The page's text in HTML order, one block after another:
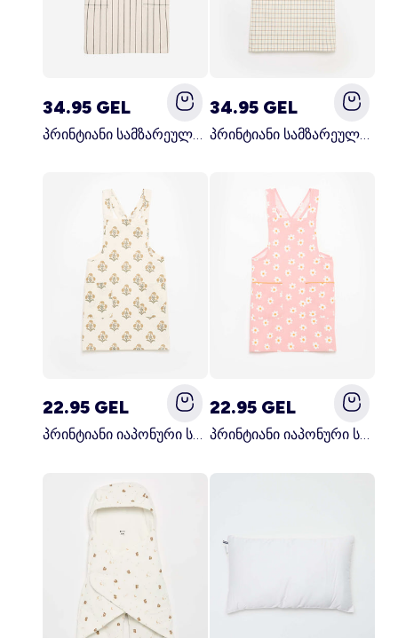
34.95 GEL
პრინტიანი სამზარეულოს წინსაფარი შავი
34.95 GEL
პრინტიანი სამზარეულოს წინსაფარი კრემისფერი
22.95 GEL
პრინტიანი იაპონური სამზარეულოს წინსაფარი მწვანე
22.95 GEL
პრინტიანი იაპონური სამზარეულოს წინსაფარი ვარდისფერი